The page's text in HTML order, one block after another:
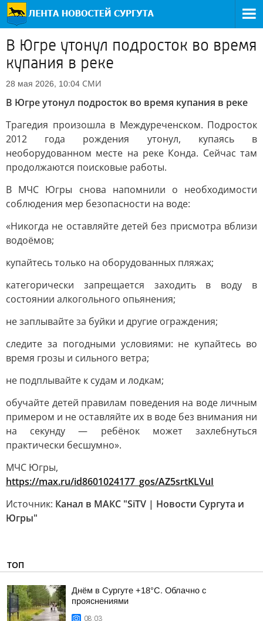
В Югре утонул подросток во время
купания в реке
28 мая 2026, 10:04 СМИ
В Югре утонул подросток во время купания в реке
Трагедия произошла в Междуреченском. Подросток
2012 года рождения утонул, купаясь в
необорудованном месте на реке Конда. Сейчас там
продолжаются поисковые работы.
В МЧС Югры снова напомнили о необходимости
соблюдения мер безопасности на воде:
«Никогда не оставляйте детей без присмотра вблизи
водоёмов;
купайтесь только на оборудованных пляжах;
категорически запрещается заходить в воду в
состоянии алкогольного опьянения;
не заплывайте за буйки и другие ограждения;
следите за погодными условиями: не купайтесь во
время грозы и сильного ветра;
не подплывайте к судам и лодкам;
обучайте детей правилам поведения на воде личным
примером и не оставляйте их в воде без внимания ни
на секунду — ребёнок может захлебнуться
практически бесшумно».
МЧС Югры,
https://max.ru/id8601024177_gos/AZ5srtKLVuI
Источник: Канал в МАКС "SiTV | Новости Сургута и
Югры"
ТОП
Днём в Сургуте +18°С. Облачно с
прояснениями
08:03